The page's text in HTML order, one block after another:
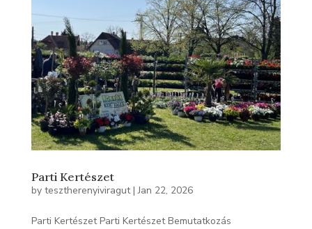
Parti Kertészet
by tesztherenyiviragut|Jan 22, 2026
Parti Kertészet Parti Kertészet Bemutatkozás